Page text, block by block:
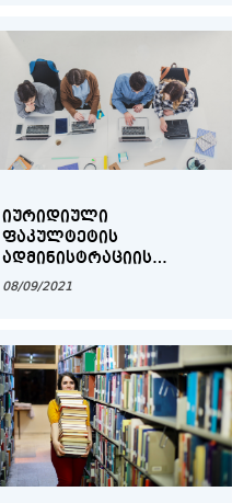
ᲩᲐᲠᲘᲪᲮᲣᲚ ᲡᲢᲣᲓᲔᲜᲢᲗᲐ
ᲘᲣᲠᲘᲓᲘᲣᲚᲘ
ᲤᲐᲙᲣᲚᲢᲔᲢᲘᲡ
ᲐᲓᲛᲘᲜᲘᲡᲢᲠᲐᲪᲘᲘᲡ
ᲨᲔᲮᲕᲔᲓᲠᲐ
08/09/2021